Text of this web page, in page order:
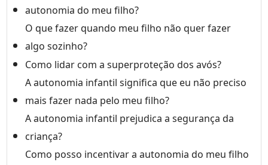
autonomia do meu filho?
O que fazer quando meu filho não quer fazer
algo sozinho?
Como lidar com a superproteção dos avós?
A autonomia infantil significa que eu não preciso
mais fazer nada pelo meu filho?
A autonomia infantil prejudica a segurança da
criança?
Como posso incentivar a autonomia do meu filho